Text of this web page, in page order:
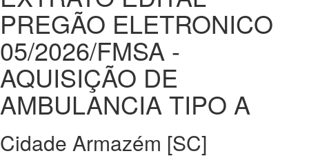
PREGÃO ELETRONICO
05/2026/FMSA -
AQUISIÇÃO DE
AMBULANCIA TIPO A
Cidade Armazém [SC]